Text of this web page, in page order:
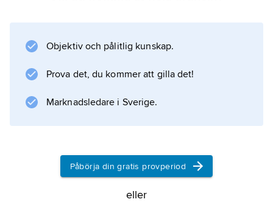
landskapsmåleriet.
Information om artikeln
Objektiv och pålitlig kunskap.
Prova det, du kommer att gilla det!
Marknadsledare i Sverige.
Påbörja din gratis provperiod
eller